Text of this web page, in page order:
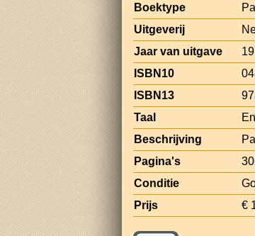
Boektype
Uitgeverij
Jaar van uitgave
ISBN10
ISBN13
Taal
Beschrijving
Pagina's
Conditie
Prijs
€